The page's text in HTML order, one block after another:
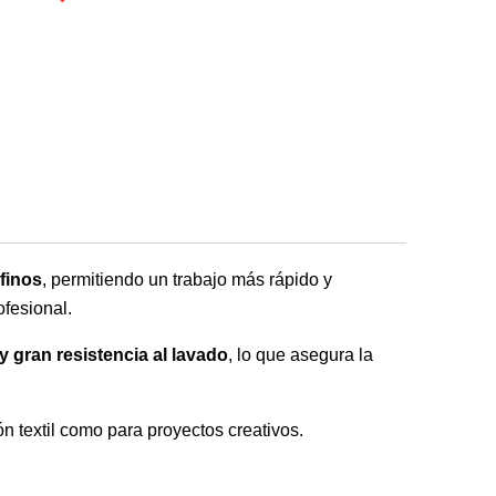
, permitiendo un trabajo más rápido y
gran resistencia al lavado, lo que asegura la
textil como para proyectos creativos.